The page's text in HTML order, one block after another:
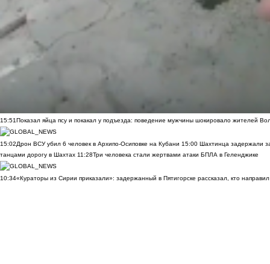
15:51Показал яйца псу и покакал у подъезда: поведение мужчины шокировало жителей
15:02Дрон ВСУ убил 6 человек в Архипо-Осиповке на Кубани 15:00 Шахтинца задержали
танцами дорогу в Шахтах 11:28Три человека стали жертвами атаки БПЛА в Геленджике
10:34«Кураторы из Сирии приказали»: задержанный в Пятигорске рассказал, кто направил